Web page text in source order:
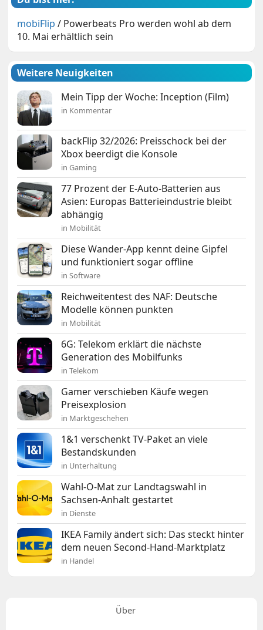
mobiFlip / Powerbeats Pro werden wohl ab dem
10. Mai erhältlich sein
Weitere Neuigkeiten
Mein Tipp der Woche: Inception (Film)
in Kommentar
backFlip 32/2026: Preisschock bei der
Xbox beerdigt die Konsole
in Gaming
77 Prozent der E-Auto-Batterien aus
Asien: Europas Batterieindustrie bleibt
abhängig
in Mobilität
Diese Wander-App kennt deine Gipfel
und funktioniert sogar offline
in Software
Reichweitentest des NAF: Deutsche
Modelle können punkten
in Mobilität
6G: Telekom erklärt die nächste
Generation des Mobilfunks
in Telekom
Gamer verschieben Käufe wegen
Preisexplosion
in Marktgeschehen
1&1 verschenkt TV-Paket an viele
Bestandskunden
in Unterhaltung
Wahl-O-Mat zur Landtagswahl in
Sachsen-Anhalt gestartet
in Dienste
IKEA Family ändert sich: Das steckt hinter
dem neuen Second-Hand-Marktplatz
in Handel
Über